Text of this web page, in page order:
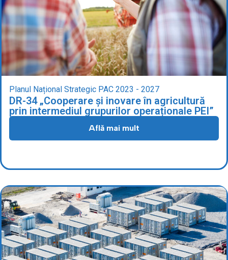
Planul Național Strategic PAC 2023 - 2027
DR-34 „Cooperare și inovare în agricultură
prin intermediul grupurilor operaționale PEI”
Află mai mult